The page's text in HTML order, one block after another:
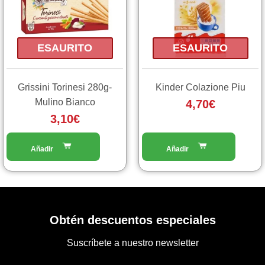
ESAURITO
Grissini Torinesi 280g-
Mulino Bianco
3,10€
ESAURITO
Kinder Colazione Piu
4,70€
Obtén descuentos especiales
Suscríbete a nuestro newsletter